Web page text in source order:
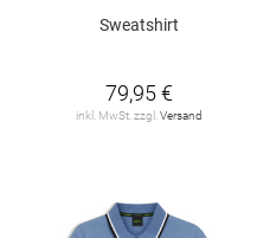
Sweatshirt
79,95 €
inkl. MwSt. zzgl.Versand